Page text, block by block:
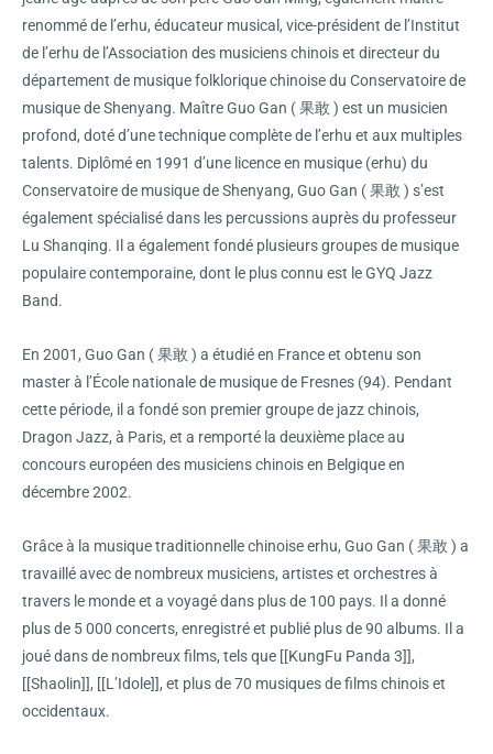
renommé de l’erhu, éducateur musical, vice-président de l’Institut
de l’erhu de l’Association des musiciens chinois et directeur du
département de musique folklorique chinoise du Conservatoire de
musique de Shenyang. Maître Guo Gan ( 果敢 ) est un musicien
profond, doté d’une technique complète de l’erhu et aux multiples
talents. Diplômé en 1991 d’une licence en musique (erhu) du
Conservatoire de musique de Shenyang, Guo Gan ( 果敢 ) s’est
également spécialisé dans les percussions auprès du professeur
Lu Shanqing. Il a également fondé plusieurs groupes de musique
populaire contemporaine, dont le plus connu est le GYQ Jazz
Band.
En 2001, Guo Gan ( 果敢 ) a étudié en France et obtenu son
master à l’École nationale de musique de Fresnes (94). Pendant
cette période, il a fondé son premier groupe de jazz chinois,
Dragon Jazz, à Paris, et a remporté la deuxième place au
concours européen des musiciens chinois en Belgique en
décembre 2002.
Grâce à la musique traditionnelle chinoise erhu, Guo Gan ( 果敢 ) a
travaillé avec de nombreux musiciens, artistes et orchestres à
travers le monde et a voyagé dans plus de 100 pays. Il a donné
plus de 5 000 concerts, enregistré et publié plus de 90 albums. Il a
joué dans de nombreux films, tels que [[KungFu Panda 3]],
[[Shaolin]], [[L’Idole]], et plus de 70 musiques de films chinois et
occidentaux.